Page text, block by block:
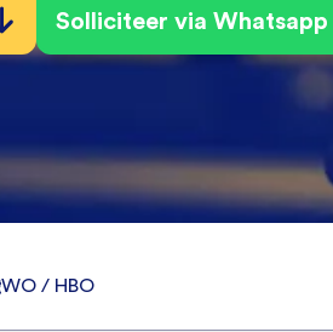
Solliciteer via Whatsapp
WO / HBO